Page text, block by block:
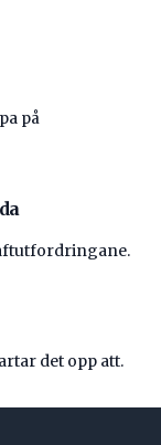
på
det opp att.